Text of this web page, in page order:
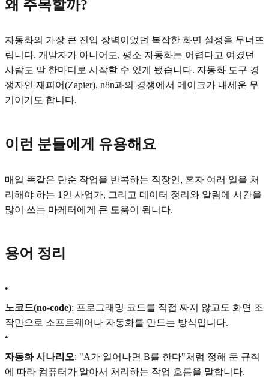
왜 주목할까?
자동화의 가장 큰 진입 장벽이었던 복잡한 화면 설정을 무너뜨
립니다. 개발자가 아니어도, 평소 자동화는 어렵다고 여겼던
사람도 말 한마디로 시작할 수 있게 됐습니다. 자동화 도구 경
쟁자인 재피어(Zapier), n8n과의 경쟁에서 메이크가 내세운 무
기이기도 합니다.
이런 분들에게 유용해요
매일 똑같은 단순 작업을 반복하는 직장인, 혼자 여러 일을 처
리해야 하는 1인 사업가, 그리고 데이터 정리와 알림에 시간을
많이 쓰는 마케터에게 큰 도움이 됩니다.
용어 정리
•
노코드(no-code): 프로그래밍 코드를 직접 짜지 않고도 화면 조
작만으로 소프트웨어나 자동화를 만드는 방식입니다.
•
자동화 시나리오: "A가 일어나면 B를 한다"처럼 정해 둔 규칙
에 따라 컴퓨터가 알아서 처리하는 작업 흐름을 말합니다.